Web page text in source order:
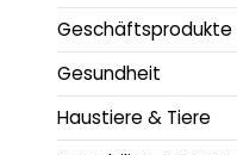
Geschäftsprodukte
Gesundheit
Haustiere & Tiere